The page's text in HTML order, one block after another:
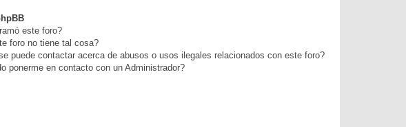
este foro?
foro no tiene tal cosa?
puede contactar acerca de abusos o usos ilegales relacionados con este foro?
ponerme en contacto con un Administrador?